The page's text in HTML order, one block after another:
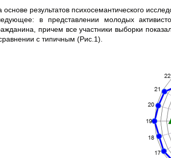
основе результатов психосемантического
в представлении молодых
причем все участники выборки
с типичным (Рис.1).